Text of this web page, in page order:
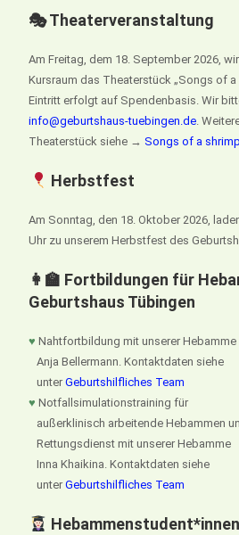
🎭 Theaterveranstaltung
Am Freitag, dem 18. September 2026,
Kursraum das Theaterstück „Songs of
Eintritt erfolgt auf Spendenbasis. Wir
info@geburtshaus-tuebingen.de .
Theaterstück siehe →Songs of a shrimp
Herbstfest
Am Sonntag, den 18. Oktober 2026,
Uhr zu unserem Herbstfest des
👩‍🏫 Fortbildungen für
Geburtshaus Tübingen
♥ Nahtfortbildung mit unserer Hebamme
Anja Bellermann. Kontaktdaten siehe
unterGeburtshilfliches Team
♥ Notfallsimulationstraining für
außerklinisch arbeitende Hebammen
Rettungsdienst mit unserer Hebamme
Inna Khaikina. Kontaktdaten siehe
unterGeburtshilfliches Team